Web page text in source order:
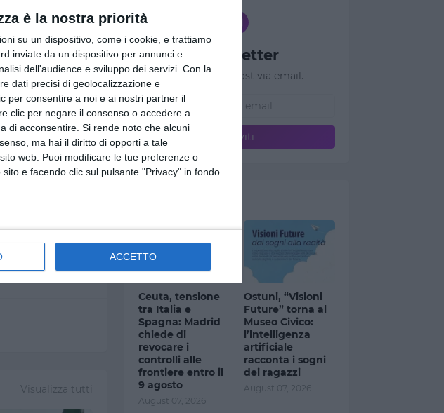
è la nostra priorità
su un dispositivo, come i cookie, e trattiamo
inviate da un dispositivo per annunci e
dell'audience e sviluppo dei servizi. Con la
dati precisi di geolocalizzazione e
per consentire a noi e ai nostri partner il
clic per negare il consenso o accedere a
di acconsentire. Si rende noto che alcuni
ma hai il diritto di opporti a tale
web. Puoi modificare le tue preferenze o
e facendo clic sul pulsante "Privacy" in fondo
ACCETTO
presentati da
Il Volo - Rose
D'Amico - Ricchi
da
da Renga Nek -
e
italiano.
Visualizza tutti
Newsletter
Ricevi nuovi post via email.
Ceuta, tensione
tra Italia e
Spagna: Madrid
chiede di
revocare i
controlli alle
frontiere entro il
9 agosto
August 07, 2026
Ostuni, “Visioni
Future” torna al
Museo Civico:
l’intelligenza
artificiale
racconta i sogni
dei ragazzi
August 07, 2026